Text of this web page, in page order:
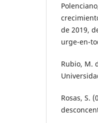
de 2019,
urge-en-
Rubio, M.
Rosas, S.